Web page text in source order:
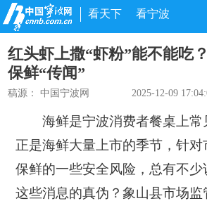
看天下 看宁波
红头虾上撒“虾粉”能不能吃
保鲜“传闻”
稿源： 中国宁波网 2025-12-09
海鲜是宁波消费者餐桌上常
正是海鲜大量上市的季节，针
保鲜的一些安全风险，总有不少
这些消息的真伪？象山县市场